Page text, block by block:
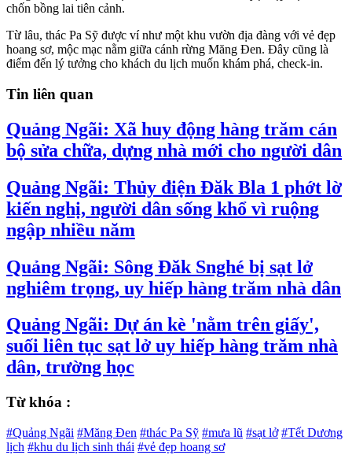
chốn bồng lai tiên cảnh.
Từ lâu, thác Pa Sỹ được ví như một khu vườn địa đàng với vẻ đẹp
hoang sơ, mộc mạc nằm giữa cánh rừng Măng Đen. Đây cũng là
điểm đến lý tưởng cho khách du lịch muốn khám phá, check-in.
Tin liên quan
Quảng Ngãi: Xã huy động hàng trăm cán
bộ sửa chữa, dựng nhà mới cho người dân
Quảng Ngãi: Thủy điện Đăk Bla 1 phớt lờ
kiến nghị, người dân sống khổ vì ruộng
ngập nhiều năm
Quảng Ngãi: Sông Đăk Snghé bị sạt lở
nghiêm trọng, uy hiếp hàng trăm nhà dân
Quảng Ngãi: Dự án kè 'nằm trên giấy',
suối liên tục sạt lở uy hiếp hàng trăm nhà
dân, trường học
Từ khóa :
#Quảng Ngãi #Măng Đen #thác Pa Sỹ #mưa lũ #sạt lở #Tết Dương
lịch #khu du lịch sinh thái #vẻ đẹp hoang sơ